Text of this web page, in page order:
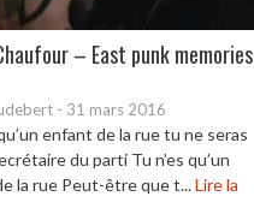
– East punk memories
- 31 mars 2016
enfant de la rue tu ne seras
du parti Tu n’es qu’un
la rue Peut-être que t...Lire la